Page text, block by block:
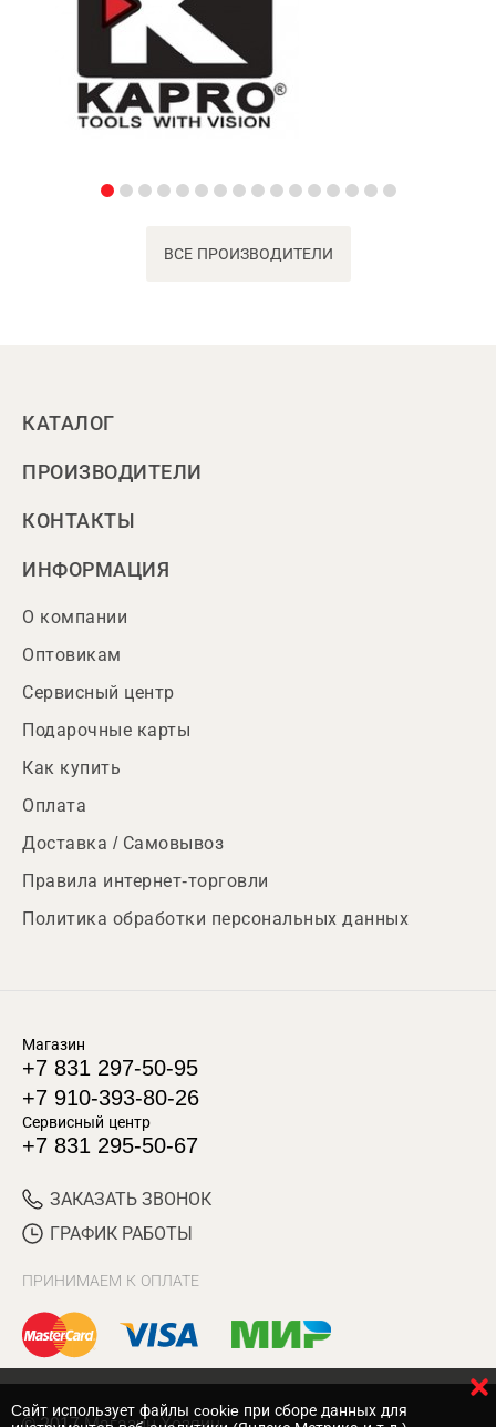
ВСЕ ПРОИЗВОДИТЕЛИ
КАТАЛОГ
ПРОИЗВОДИТЕЛИ
КОНТАКТЫ
ИНФОРМАЦИЯ
О компании
Оптовикам
Сервисный центр
Подарочные карты
Как купить
Оплата
Доставка / Самовывоз
Правила интернет-торговли
Политика обработки персональных данных
Магазин
+7 831 297-50-95
+7 910-393-80-26
Сервисный центр
+7 831 295-50-67
ЗАКАЗАТЬ ЗВОНОК
ГРАФИК РАБОТЫ
ПРИНИМАЕМ К ОПЛАТЕ
Cайт использует файлы cookie при сборе данных для